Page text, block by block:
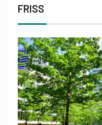
FRISS